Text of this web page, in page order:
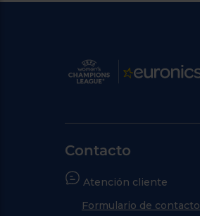
Contacto
Atención cliente
Formulario de contacto